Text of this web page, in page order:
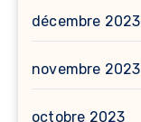
décembre 2023
novembre 2023
octobre 2023